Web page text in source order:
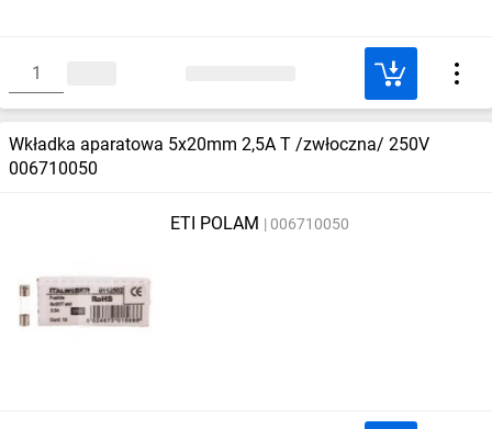
Wkładka aparatowa 5x20mm 2,5A T /zwłoczna/ 250V
006710050
ETI POLAM 006710050